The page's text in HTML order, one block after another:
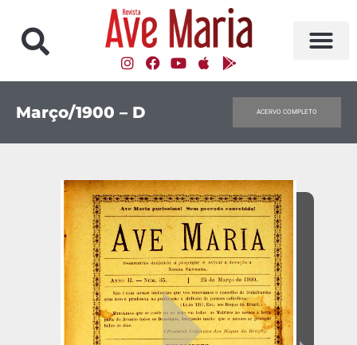
Março/1900 – D ACERVO COMPLETO